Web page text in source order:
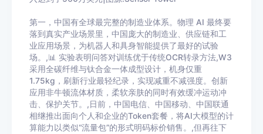
第一，中国有全球最完整的制造业体系。物理 AI 最终要
落到真实产业场景里，中国庞大的制造业、供应链和工
业应用场景，为机器人和具身智能提供了最好的试验
场。,📊 实验表明问答对训练优于传统OCR转录方法,W3
采用全碳纤维与钛合金一体成型设计，机身仅重
1.75kg，刷新行业最轻纪录，实现减重不减强度。创新
应用非牛顿流体材质，柔软亲肤的同时有效缓冲运动冲
击、保护关节。,日前，中国电信、中国移动、中国联通
相继推出面向个人和企业的Token套餐，将AI大模型的计
算能力以类似“流量包”的形式明码标价销售。,但再往下